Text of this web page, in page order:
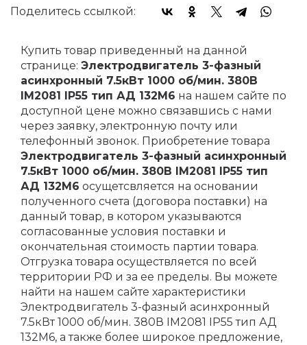
Поделитесь ссылкой:
Купить товар приведенный на данной
странице: Электродвигатель 3-фазный
асинхронный 7.5кВт 1000 об/мин. 380В
IM2081 IP55 тип АД 132M6 на нашем сайте по
доступной цене можно связавшись с нами
через заявку, электронную почту или
телефонный звонок. Приобретение товара
Электродвигатель 3-фазный асинхронный
7.5кВт 1000 об/мин. 380В IM2081 IP55 тип
АД 132M6 осущетсвляется на основании
полученного счета (договора поставки) на
данный товар, в котором указываются
согласованные условия поставки и
окончательная стоимость партии товара.
Отгрузка товара осуществляется по всей
территории РФ и за ее пределы. Вы можете
найти на нашем сайте характеристики
Электродвигатель 3-фазный асинхронный
7.5кВт 1000 об/мин. 380В IM2081 IP55 тип АД
132M6, а также более широкое предложение,